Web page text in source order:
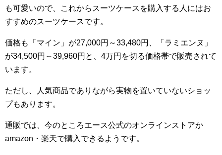
も可愛いので、これからスーツケースを購入する人にはお
すすめのスーツケースです。
価格も「マイン」が27,000円～33,480円、「ラミエンヌ」
が34,500円～39,960円と、4万円を切る価格帯で販売されて
います。
ただし、人気商品でありながら実物を置いていないショッ
プもあります。
通販では、今のところエース公式のオンラインストアか
amazon・楽天で購入できるようです。